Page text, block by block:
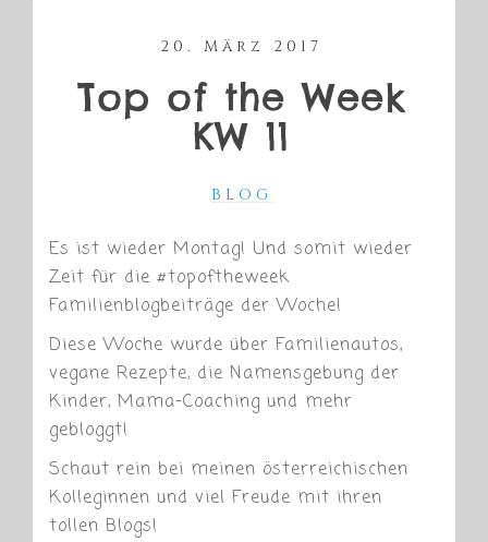
20. März 2017
Top of the Week
KW 11
BLOG
Es ist wieder Montag! Und somit wieder
Zeit für die #topoftheweek
Familienblogbeiträge der Woche!
Diese Woche wurde über Familienautos,
vegane Rezepte, die Namensgebung der
Kinder, Mama-Coaching und mehr
gebloggt!
Schaut rein bei meinen österreichischen
Kolleginnen und viel Freude mit ihren
tollen Blogs!